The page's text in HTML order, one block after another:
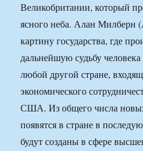
Великобритании, который
ясного неба. Алан Милберн
картину государства, где
дальнейшую судьбу
любой другой стране,
экономического
США. Из общего числа
появятся в стране в
будут созданы в сфере